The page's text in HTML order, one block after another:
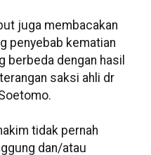
juga membacakan
penyebab kematian
berbeda dengan hasil
saksi ahli dr
tidak pernah
dan/atau